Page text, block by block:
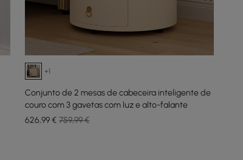
+1
Conjunto de 2 mesas de cabeceira inteligente de
couro com 3 gavetas com luz e alto-falante
626,99€ 759,99 €